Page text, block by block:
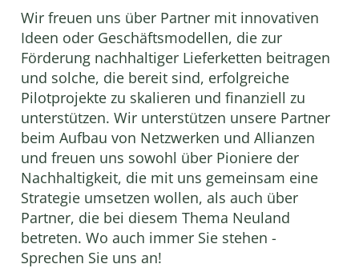
Wir freuen uns über Partner mit innovativen
Ideen oder Geschäftsmodellen, die zur
Förderung nachhaltiger Lieferketten beitragen
und solche, die bereit sind, erfolgreiche
Pilotprojekte zu skalieren und finanziell zu
unterstützen. Wir unterstützen unsere Partner
beim Aufbau von Netzwerken und Allianzen
und freuen uns sowohl über Pioniere der
Nachhaltigkeit, die mit uns gemeinsam eine
Strategie umsetzen wollen, als auch über
Partner, die bei diesem Thema Neuland
betreten. Wo auch immer Sie stehen -
Sprechen Sie uns an!